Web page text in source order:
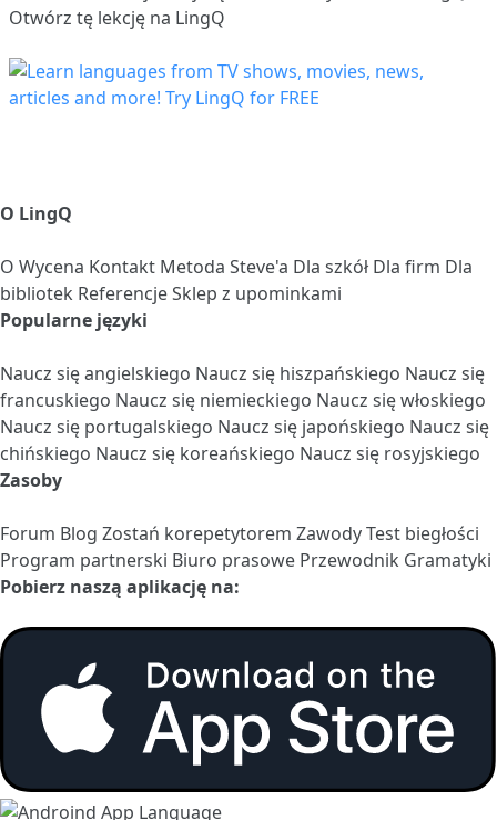
Otwórz tę lekcję na LingQ
O LingQ
O Wycena Kontakt Metoda Steve'a Dla szkół Dla firm Dla
bibliotek ReferencjeSklep z upominkami
Popularne języki
Naucz się angielskiego Naucz się hiszpańskiego Naucz się
francuskiego Naucz się niemieckiego Naucz się włoskiego
Naucz się portugalskiego Naucz się japońskiego Naucz się
chińskiego Naucz się koreańskiego Naucz się rosyjskiego
Zasoby
Forum Blog Zostań korepetytorem ZawodyTest biegłości
Program partnerski Biuro prasowe Przewodnik Gramatyki
Pobierz naszą aplikację na: